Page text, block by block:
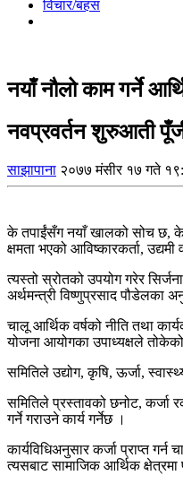
विचार/बहस
नयाँ नौलो काम गर्ने
नवप्रवर्तन शुरुआती पूँजी
साझापाना २०७७ मंसीर १७ गते
के तपाईंसँग नयाँ खालको सोच छ,
क्षमता भएको आविष्कारकर्ता,
त्यस्तो स्रोतको उपयोग गरेर
अर्थमन्त्री विष्णुप्रसाद पौडेलका
चालू आर्थिक वर्षको नीति तथा
योजना आयोगका उपाध्यक्षले
समितिले उद्योग, कृषि, ऊर्जा,
समितिले प्रस्तावको छनोट, कर्जा
गर्ने गराउने कार्य गर्नेछ ।
कार्यविधिअनुसार कर्जा प्राप्त
त्यसबाट सामाजिक आर्थिक क्षेत्रमा